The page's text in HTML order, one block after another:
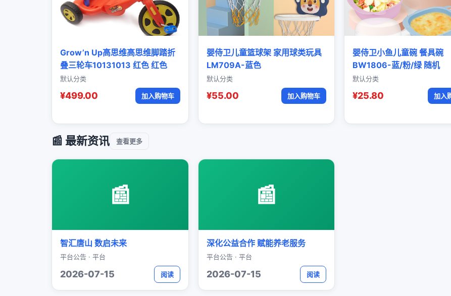
Grow’n Up高思维高思维脚踏折
叠三轮车10131013 红色 红色
默认分类
¥499.00 加入购物车
婴侍卫儿童篮球架 家用球类玩具
LM709A-蓝色
默认分类
¥55.00 加入购物车
婴侍卫小鱼儿童碗 餐具碗
BW1806-蓝/粉/绿 随机
默认分类
¥25.80 加入
📰 最新资讯 查看更多
📰
智汇唐山 数启未来
平台公告 · 平台
2026-07-15 阅读
📰
深化公益合作 赋能养老服务
平台公告 · 平台
2026-07-15 阅读